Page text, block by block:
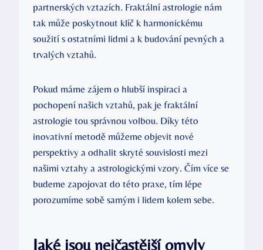
partnerských vztazích. ‌Fraktální astrologie nám
tak může poskytnout klíč k harmonickému
soužití s ⁣ostatními lidmi a k budování pevných a
⁣trvalých vztahů.
Pokud máme zájem o‍ hlubší inspiraci a
pochopení našich ‌vztahů, pak je fraktální
astrologie‌ tou správnou volbou. Díky této
inovativní metodě můžeme objevit nové⁣
perspektivy a odhalit skryté souvislosti mezi
našimi ⁤vztahy a astrologickými vzory. Čím více se
budeme zapojovat do této praxe, tím lépe
porozumíme sobě samým ⁢i lidem kolem sebe.
Jaké jsou nejčastější omyly